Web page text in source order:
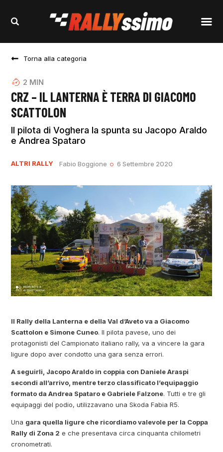
Torna alla categoria
2 MIN
CRZ – IL LANTERNA È TERRA DI GIACOMO
SCATTOLON
Il pilota di Voghera la spunta su Jacopo Araldo
e Andrea Spataro
ALTRI RALLY Fabio Boggione 6 Settembre 2020
Il Rally della Lanterna e della Val d’Aveto va a Giacomo
Scattolon e Simone Cuneo. Il pilota pavese, uno dei
protagonisti del Campionato italiano rally, va a vincere la gara
ligure dopo aver condotto una gara senza errori.
A seguirli, Jacopo Araldo in coppia con Daniele Araspi
secondi all’arrivo, mentre terzo classificato l’equipaggio
formato da Andrea Spataro e Gabriele Falzone. Tutti e tre gli
equipaggi del podio, utilizzavano una Skoda Fabia R5.
Una gara quella ligure che ricordiamo valevole per la Coppa
Rally di Zona 2 e che presentava circa cinquanta chilometri
cronometrati.